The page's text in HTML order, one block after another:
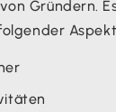
Gründern.